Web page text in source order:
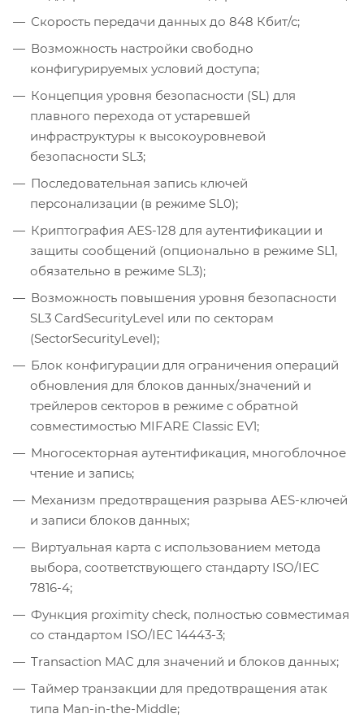
Скорость передачи данных до 848 Кбит/с;
Возможность настройки свободно
конфигурируемых условий доступа;
Концепция уровня безопасности (SL) для
плавного перехода от устаревшей
инфраструктуры к высокоуровневой
безопасности SL3;
Последовательная запись ключей
персонализации (в режиме SL0);
Криптография AES-128 для аутентификации и
защиты сообщений (опционально в режиме SL1,
обязательно в режиме SL3);
Возможность повышения уровня безопасности
SL3 CardSecurityLevel или по секторам
(SectorSecurityLevel);
Блок конфигурации для ограничения операций
обновления для блоков данных/значений и
трейлеров секторов в режиме с обратной
совместимостью MIFARE Classic EV1;
Многосекторная аутентификация, многоблочное
чтение и запись;
Механизм предотвращения разрыва AES-ключей
и записи блоков данных;
Виртуальная карта с использованием метода
выбора, соответствующего стандарту ISO/IEC
7816-4;
Функция proximity check, полностью совместимая
со стандартом ISO/IEC 14443-3;
Transaction MAC для значений и блоков данных;
Таймер транзакции для предотвращения атак
типа Man-in-the-Middle;